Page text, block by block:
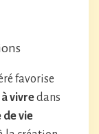
favorise
vivredans
de vie